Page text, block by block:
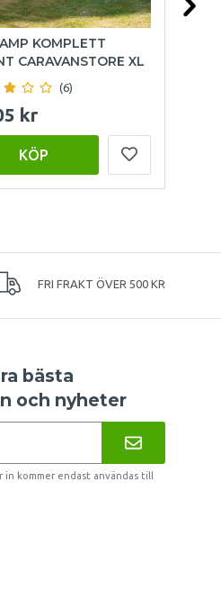
KOMPLETT
CARAVANSTORE XL
(6)
kr
KÖP
FRI FRAKT ÖVER 500 KR
bästa
och nyheter
in kommer endast användas till